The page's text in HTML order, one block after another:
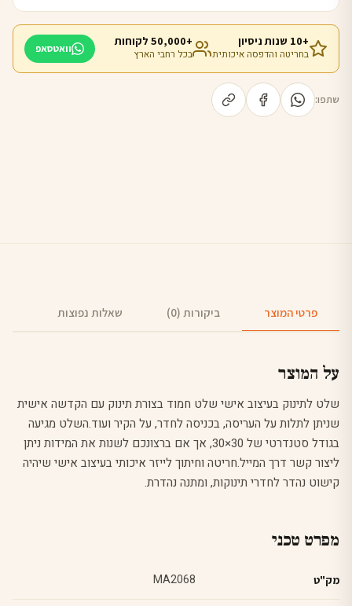
+10 שנות ניסיון
בחריטה והדפסה איכותית
+50,000 לקוחות
בכל רחבי הארץ
וואטסאפ
שתפו:
פרטי המוצר ביקורות (0) שאלות נפוצות
על המוצר
שלט לתינוק בעיצוב אישי שלט חמוד בצורת תינוק עם הקדשה אישית
שניתן לתלות על העריסה, בכניסה לחדר, על הקיר ועוד.השלט מגיעה
בגודל סטנדרטי של 30×30, אך אם ברצונכם לשנות את המידות ניתן
ליצור קשר דרך המייל.חריטה וחיתוך לייזר איכותי בעיצוב אישי שיהיה
קישוט נהדר לחדרי תינוקות, ומתנה נהדרת.
מפרט טכני
מק"ט MA2068